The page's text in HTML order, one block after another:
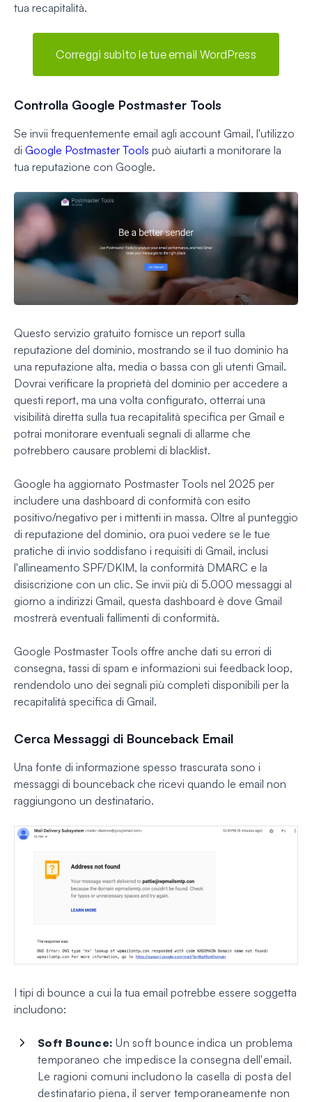
tua recapitalità.
Correggi subito le tue email WordPress
Controlla Google Postmaster Tools
Se invii frequentemente email agli account Gmail, l'utilizzo
di Google Postmaster Tools può aiutarti a monitorare la
tua reputazione con Google.
Questo servizio gratuito fornisce un report sulla
reputazione del dominio, mostrando se il tuo dominio ha
una reputazione alta, media o bassa con gli utenti Gmail.
Dovrai verificare la proprietà del dominio per accedere a
questi report, ma una volta configurato, otterrai una
visibilità diretta sulla tua recapitalità specifica per Gmail e
potrai monitorare eventuali segnali di allarme che
potrebbero causare problemi di blacklist.
Google ha aggiornato Postmaster Tools nel 2025 per
includere una dashboard di conformità con esito
positivo/negativo per i mittenti in massa. Oltre al punteggio
di reputazione del dominio, ora puoi vedere se le tue
pratiche di invio soddisfano i requisiti di Gmail, inclusi
l'allineamento SPF/DKIM, la conformità DMARC e la
disiscrizione con un clic. Se invii più di 5.000 messaggi al
giorno a indirizzi Gmail, questa dashboard è dove Gmail
mostrerà eventuali fallimenti di conformità.
Google Postmaster Tools offre anche dati su errori di
consegna, tassi di spam e informazioni sui feedback loop,
rendendolo uno dei segnali più completi disponibili per la
recapitalità specifica di Gmail.
Cerca Messaggi di Bounceback Email
Una fonte di informazione spesso trascurata sono i
messaggi di bounceback che ricevi quando le email non
raggiungono un destinatario.
I tipi di bounce a cui la tua email potrebbe essere soggetta
includono:
Soft Bounce: Un soft bounce indica un problema
temporaneo che impedisce la consegna dell'email.
Le ragioni comuni includono la casella di posta del
destinatario piena, il server temporaneamente non